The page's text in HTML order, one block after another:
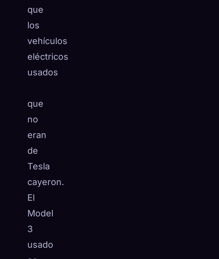
que
los
vehículos
eléctricos
usados
que
no
eran
de
Tesla
cayeron.
El
Model
3
usado